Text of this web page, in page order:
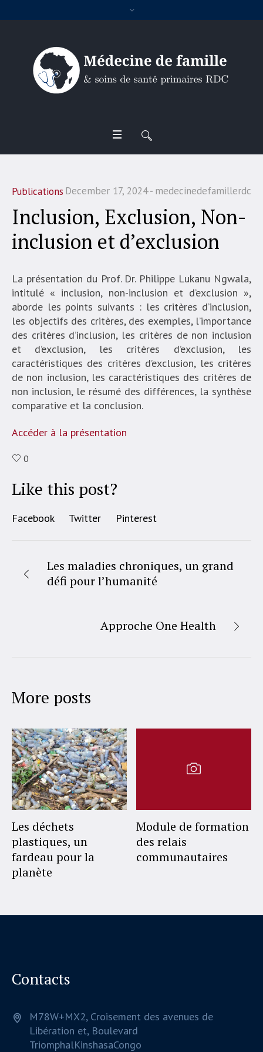
December 17, 2024 medecinedefamillerdc
Publications
Inclusion, Exclusion, Non-
inclusion et d’exclusion
La présentation du Prof. Dr. Philippe Lukanu Ngwala,
intitulé « inclusion, non-inclusion et d’exclusion »,
aborde les points suivants : les critères d’inclusion,
les objectifs des critères, des exemples, l’importance
des critères d’inclusion, les critères de non inclusion
et d’exclusion, les critères d’exclusion, les
caractéristiques des critères d’exclusion, les critères
de non inclusion, les caractéristiques des critères de
non inclusion, le résumé des différences, la synthèse
comparative et la conclusion.
Accéder à la présentation
0
Like this post?
Facebook Twitter Pinterest
Les maladies chroniques, un grand
défi pour l’humanité
Approche One Health
More posts
Les déchets
plastiques, un
fardeau pour la
planète
Module de formation
des relais
communautaires
Contacts
M78W+MX2, Croisement des avenues de
Libération et, Boulevard
TriomphalKinshasaCongo